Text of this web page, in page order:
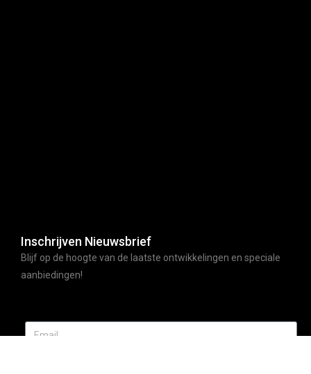
Inschrijven Nieuwsbrief
Blijf op de hoogte van de laatste ontwikkelingen en speciale
aanbiedingen!